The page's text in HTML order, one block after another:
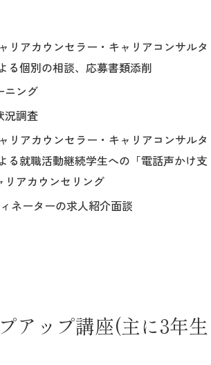
リアカウンセラー・キャリアコンサルタ
る個別の相談、応募書類添削
ニング
況調査
リアカウンセラー・キャリアコンサルタ
る就職活動継続学生への「電話声かけ支
リアカウンセリング
ネーターの求人紹介面談
アップ講座(主に3年生